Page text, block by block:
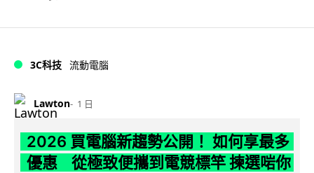
3C科技 流動電腦
Lawton 1 日
2026 買電腦新趨勢公開！ 如何享最多
優惠 從極致便攜到電競標竿 揀選啱你